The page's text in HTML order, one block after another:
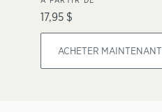
17,95 $
ACHETER MAINTENANT